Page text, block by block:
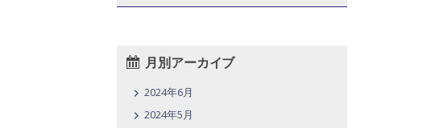
月別アーカイブ
2024年6月
2024年5月